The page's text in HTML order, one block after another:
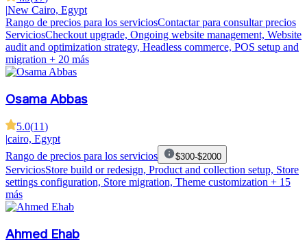
|New Cairo, Egypt
Rango de precios para los serviciosContactar para consultar precios
ServiciosCheckout upgrade, Ongoing website management, Website
audit and optimization strategy, Headless commerce, POS setup and
migration + 20 más
Osama Abbas
5.0(11)
cairo, Egypt
Rango de precios para los servicios
$300-$2000
ServiciosStore build or redesign, Product and collection setup, Store
settings configuration, Store migration, Theme customization + 15
más
Ahmed Ehab